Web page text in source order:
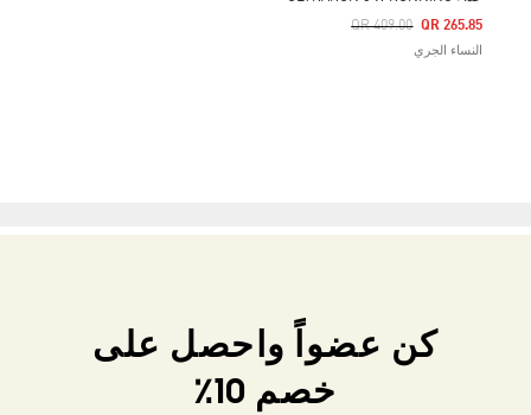
Price Reduced From
QR 409.00
To QR 265.85
النساء الجري
كن عضواً واحصل على
خصم 10٪